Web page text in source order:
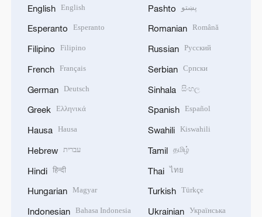
English English
Esperanto Esperanto
Filipino Filipino
French Français
German Deutsch
Greek Ελληνικά
Hausa Hausa
Hebrew עברית
Hindi हिन्दी
Hungarian Magyar
Indonesian Bahasa Indonesia
Pashto پښتو
Romanian Română
Russian Русский
Serbian Српски
Sinhala සිංහල
Spanish Español
Swahili Kiswahili
Tamil தமிழ்
Thai ไทย
Turkish Türkçe
Ukrainian Українська